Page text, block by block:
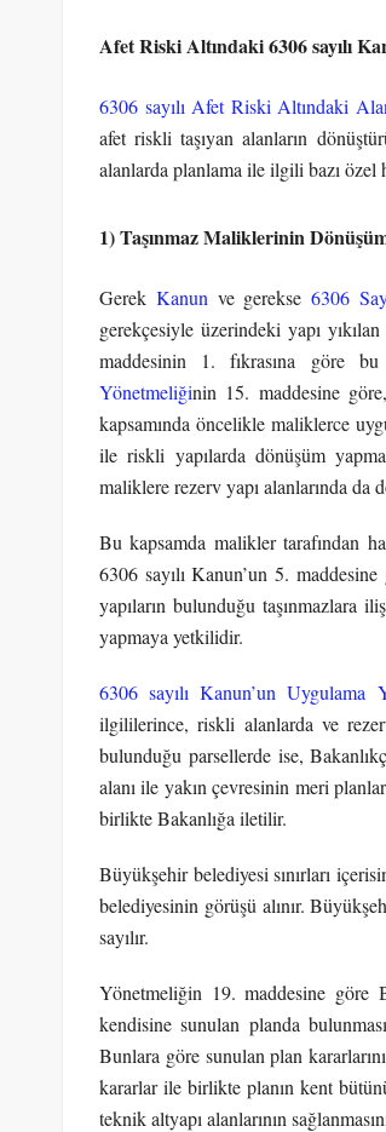
Afet Riski Altındaki 6306 sayılı
6306 sayılı Afet Riski Altındaki
afet riskli taşıyan alanların
alanlarda planlama ile ilgili bazı
1) Taşınmaz Maliklerinin
Gerek Kanun ve gerekse6306
gerekçesiyle üzerindeki yapı
maddesinin 1. fıkrasına göre bu
Yönetmeliğinin 15. maddesine
kapsamında öncelikle maliklerce
ile riskli yapılarda dönüşüm
maliklere rezerv yapı alanlarında da
Bu kapsamda malikler tarafından
6306 sayılı Kanun’un 5.
yapıların bulunduğu taşınmazlara
yapmaya yetkilidir.
6306 sayılı Kanun’un Uygulama
ilgililerince, riskli alanlarda ve
bulunduğu parsellerde ise,
alanı ile yakın çevresinin meri
birlikte Bakanlığa iletilir.
Büyükşehir belediyesi sınırları
belediyesinin görüşü alınır.
sayılır.
Yönetmeliğin 19. maddesine göre
kendisine sunulan planda
Bunlara göre sunulan plan
kararlar ile birlikte planın kent
teknik altyapı alanlarının